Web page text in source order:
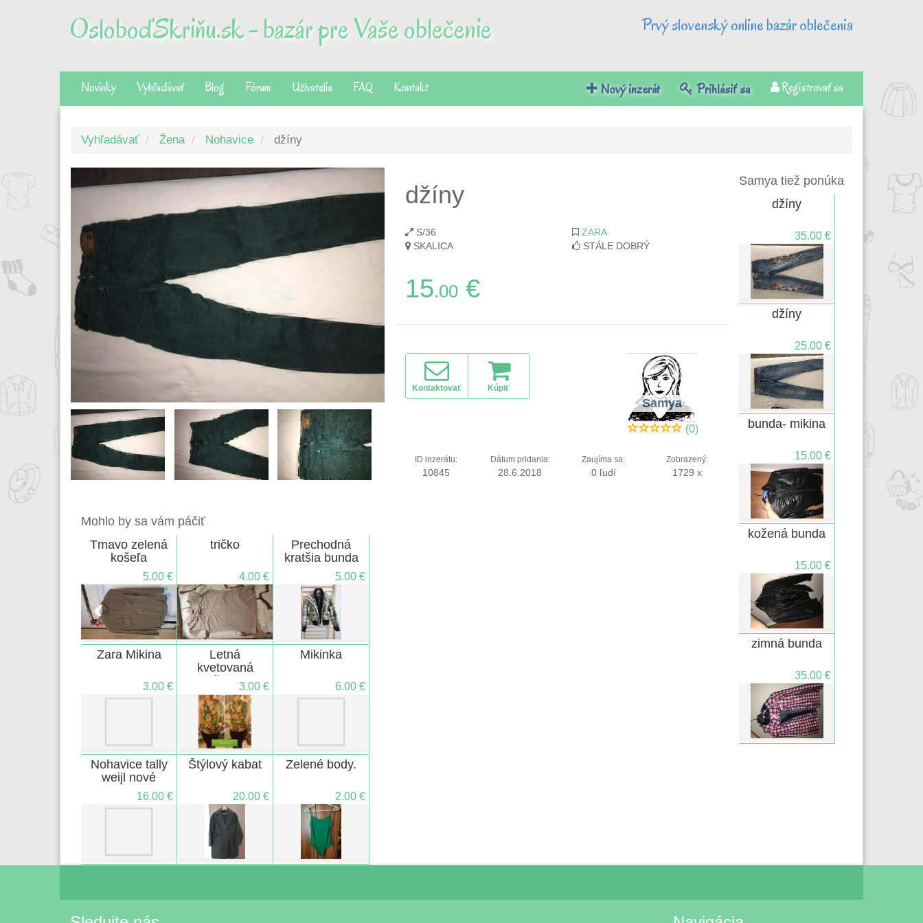
OsloboďSkriňu.sk - bazár pre Vaše oblečenie Prvý slovenský online bazár oblečenia
Novinky Vyhľadávať Blog Fórum Užívatelia FAQ Kontakt Nový inzerát Prihlásiť sa Registrovať sa
Vyhľadávať Žena Nohavice džíny
Mohlo by sa vám páčiť
Tmavo zelená
košeľa
5.00 €
tričko
4.00 €
Prechodná
kratšia bunda
5.00 €
Zara Mikina
3.00 €
Letná
kvetovaná
košieľka,
veľkosť S
3.00 €
Mikinka
6.00 €
Nohavice tally
weijl nové
16.00 €
Štýlový kabat
20.00 €
Zelené body.
2.00 €
džíny
S/36
ZARA
SKALICA
STÁLE DOBRÝ
15.00 €
Kontaktovať Kúpiť
Samya
(0)
ID inzerátu:
10845
Dátum pridania:
28.6.2018
Zaujíma sa:
0 ľudí
Zobrazený:
1729 x
Samya tiež ponúka
džíny
35.00 €
džíny
25.00 €
bunda- mikina
15.00 €
kožená bunda
15.00 €
zimná bunda
35.00 €